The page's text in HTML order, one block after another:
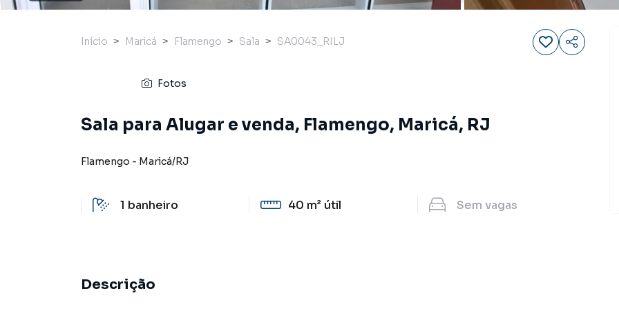
Início Maricá Flamengo Sala SA0043_RILJ
Fotos
Sala para Alugar e venda, Flamengo, Maricá, RJ
Flamengo - Maricá/RJ
1 banheiro 40 m² útil Sem vagas
Descrição